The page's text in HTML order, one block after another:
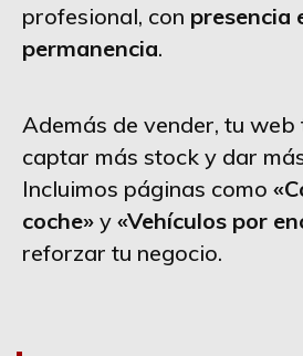
profesional, con presencia
permanencia.
Además de vender, tu web
captar más stock y dar
Incluimos páginas como
coche» y «Vehículos por
reforzar tu negocio.